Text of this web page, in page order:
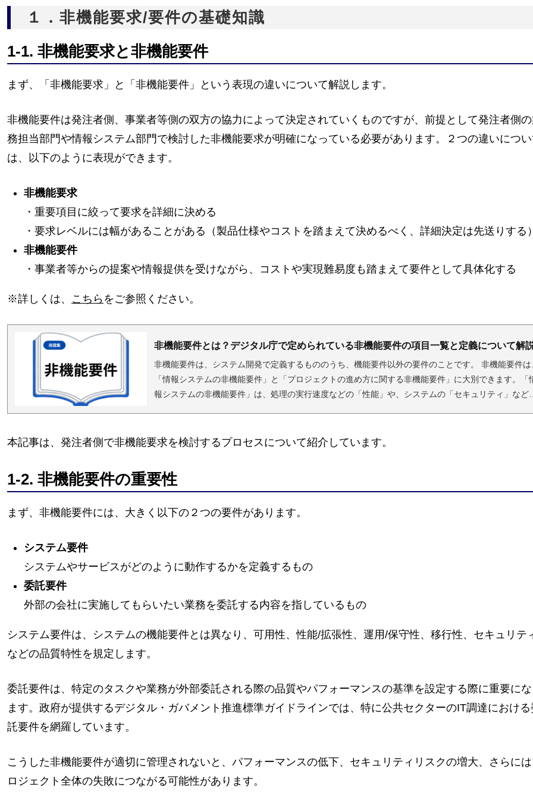
１．非機能要求/要件の基礎知識
1-1. 非機能要求と非機能要件
まず、「非機能要求」と「非機能要件」という表現の違いについて解説します。
非機能要件は発注者側、事業者等側の双方の協力によって決定されていくものですが、前提として発注者側
務担当部門や情報システム部門で検討した非機能要求が明確になっている必要があります。２つの違いについ
は、以下のように表現ができます。
非機能要求
・重要項目に絞って要求を詳細に決める
・要求レベルには幅があることがある（製品仕様やコストを踏まえて決めるべく、詳細決定は先送りする）
非機能要件
・事業者等からの提案や情報提供を受けながら、コストや実現難易度も踏まえて要件として具体化する
※詳しくは、 こちら をご参照ください。
非機能要件とは？デジタル庁で定められている非機能要件の項目一覧と定義について解
非機能要件は、システム開発で定義するもののうち、機能要件以外の要件のことです。 非機能要件は
「情報システムの非機能要件」と「プロジェクトの進め方に関する非機能要件」に大別できます。「
報システムの非機能要件」は、処理の実行速度などの「性能」や、システムの「セキュリティ」など
ト推進標準ガイドライン」...
本記事は、発注者側で非機能要求を検討するプロセスについて紹介しています。
1-2. 非機能要件の重要性
まず、非機能要件には、大きく以下の２つの要件があります。
システム要件
システムやサービスがどのように動作するかを定義するもの
委託要件
外部の会社に実施してもらいたい業務を委託する内容を指しているもの
システム要件は、システムの機能要件とは異なり、可用性、性能/拡張性、運用/保守性、移行性、セキュリテ
などの品質特性を規定します。
委託要件は、特定のタスクや業務が外部委託される際の品質やパフォーマンスの基準を設定する際に重要にな
ます。政府が提供するデジタル・ガバメント推進標準ガイドラインでは、特に公共セクターのIT調達における
託要件を網羅しています。
こうした非機能要件が適切に管理されないと、パフォーマンスの低下、セキュリティリスクの増大、さらに
ロジェクト全体の失敗につながる可能性があります。